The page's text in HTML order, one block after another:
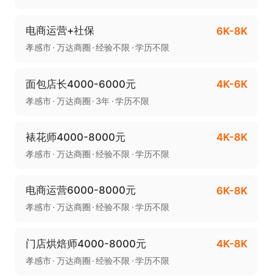
电商运营+社保 6K-8K
孝感市 万达商圈 经验不限 学历不限
面包店长4000-6000元 4K-6K
孝感市 万达商圈 3年 学历不限
裱花师4000-8000元 4K-8K
孝感市 万达商圈 经验不限 学历不限
电商运营6000-8000元 6K-8K
孝感市 万达商圈 经验不限 学历不限
门店烘焙师4000-8000元 4K-8K
孝感市 万达商圈 经验不限 学历不限